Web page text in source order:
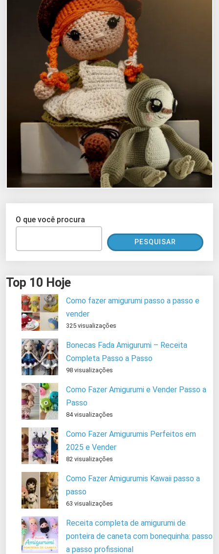
O que você procura
PESQUISAR
Top 10 Hoje
Como fazer amigurumi passo a passo e
vender
325 visualizações
Bonecas Fada Amigurumi – Receita
Completa Passo a Passo
98 visualizações
Como Fazer Amigurumi e Vender Passo a
Passo
84 visualizações
Como Fazer Amigurumis Perfeitos em
2025 e Vender
82 visualizações
Como Fazer Amigurumis Kawaii passo a
passo
63 visualizações
Receita completa de amigurumi de
ponteira de caneta com bonequinha: passo
a passo profissional